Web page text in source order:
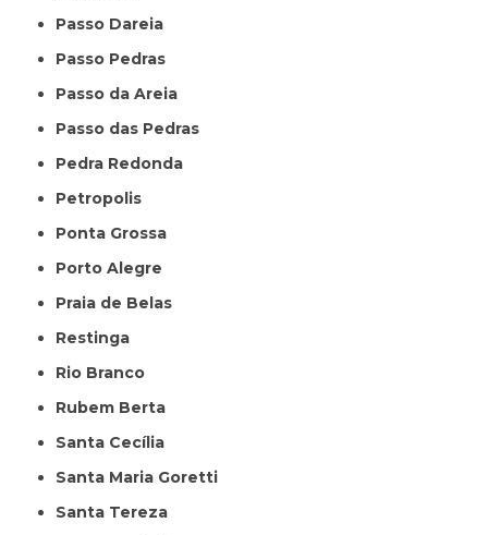
Passo Dareia
Passo Pedras
Passo da Areia
Passo das Pedras
Pedra Redonda
Petropolis
Ponta Grossa
Porto Alegre
Praia de Belas
Restinga
Rio Branco
Rubem Berta
Santa Cecília
Santa Maria Goretti
Santa Tereza